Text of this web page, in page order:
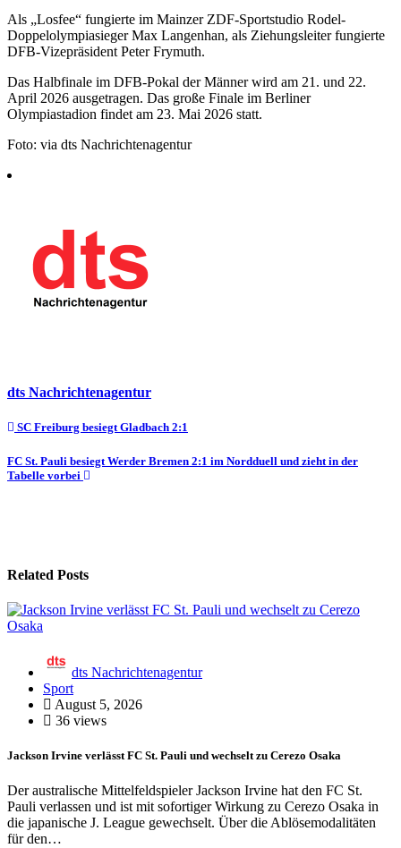
Als „Losfee“ fungierte im Mainzer ZDF-Sportstudio Rodel-
Doppelolympiasieger Max Langenhan, als Ziehungsleiter fungierte
DFB-Vizepräsident Peter Frymuth.
Das Halbfinale im DFB-Pokal der Männer wird am 21. und 22.
April 2026 ausgetragen. Das große Finale im Berliner
Olympiastadion findet am 23. Mai 2026 statt.
Foto: via dts Nachrichtenagentur
dts Nachrichtenagentur
Beitragsnavigation
SC Freiburg besiegt Gladbach 2:1
FC St. Pauli besiegt Werder Bremen 2:1 im Nordduell und zieht in der
Tabelle vorbei
Related Posts
dts Nachrichtenagentur
Sport
August 5, 2026
36 views
Jackson Irvine verlässt FC St. Pauli und wechselt zu Cerezo Osaka
Der australische Mittelfeldspieler Jackson Irvine hat den FC St.
Pauli verlassen und ist mit sofortiger Wirkung zu Cerezo Osaka in
die japanische J. League gewechselt. Über die Ablösemodalitäten
für den…